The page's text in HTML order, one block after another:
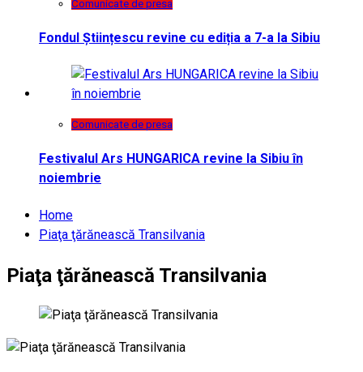
Comunicate de presa
Fondul Științescu revine cu ediția a 7-a la Sibiu
Comunicate de presa
Festivalul Ars HUNGARICA revine la Sibiu în
noiembrie
Home
Piaţa ţărănească Transilvania
Piaţa ţărănească Transilvania